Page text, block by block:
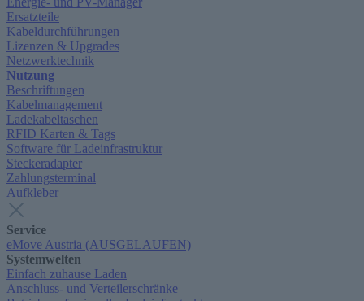
Ersatzteile
Kabeldurchführungen
Lizenzen & Upgrades
Netzwerktechnik
Nutzung
Beschriftungen
Kabelmanagement
Ladekabeltaschen
RFID Karten & Tags
Software für Ladeinfrastruktur
Steckeradapter
Zahlungsterminal
Aufkleber
Service
eMove Austria (AUSGELAUFEN)
Systemwelten
Einfach zuhause Laden
Anschluss- und Verteilerschränke